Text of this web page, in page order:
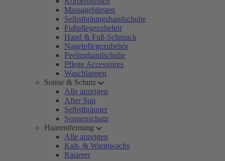
Massagebürsten
Selbstbräungshandschuhe
Fußpflegezubehör
Hand & Fuß-Schmuck
Nagelpflegezubehör
Peelinghandschuhe
Pflege Accessoires
Waschlappen
Sonne & Schutz
Alle anzeigen
After Sun
Selbstbräuner
Sonnenschutz
Haarentfernung
Alle anzeigen
Kalt- & Warmwachs
Rasierer